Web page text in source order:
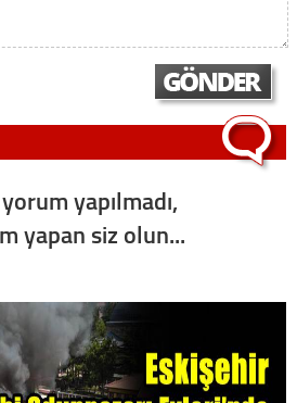
yapılmadı,
yapan siz olun...